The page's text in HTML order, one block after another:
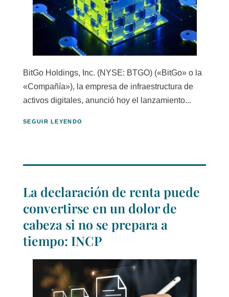
BitGo Holdings, Inc. (NYSE: BTGO) («BitGo» o la
«Compañía»), la empresa de infraestructura de
activos digitales, anunció hoy el lanzamiento...
SEGUIR LEYENDO
La declaración de renta puede
convertirse en un dolor de
cabeza si no se prepara a
tiempo: INCP